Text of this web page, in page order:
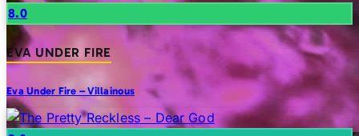
8.0
EVA UNDER FIRE
Eva Under Fire – Villainous